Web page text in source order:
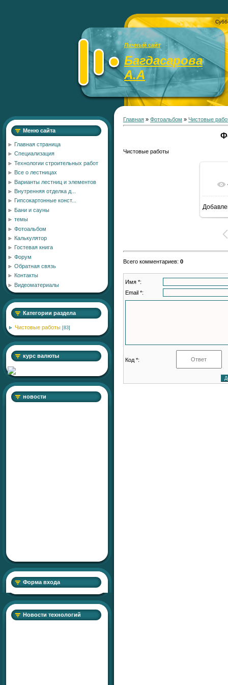
Личный сайт
Багдасарова
А.А
Меню сайта
Главная страница
Специализация
Технологии строительных работ
Все о лестницах
Варианты лестниц и элементов
Внутренняя отделка д...
Гипсокартонные конст...
Бани и сауны
темы
Фотоальбом
Калькулятор
Гостевая книга
Форум
Обратная связь
Контакты
Видеоматериалы
Категории раздела
Чистовые работы [83]
курс валюты
новости
Форма входа
Новости технологий
Главная » Фотоальбом » Чистовые
Чистовые работы
Всего комментариев: 0
Имя *:
Email *:
Код *: